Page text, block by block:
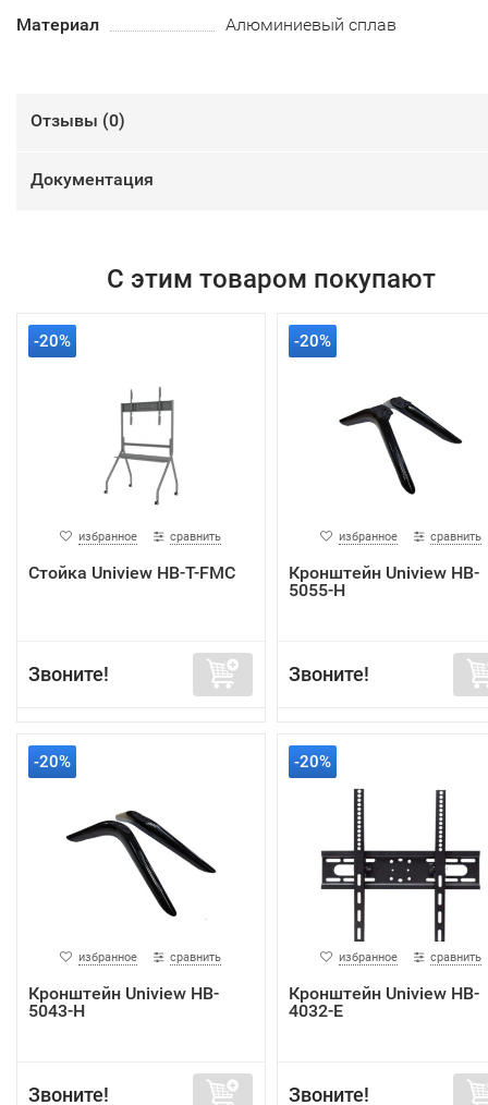
Материал
Алюминиевый сплав
Отзывы (0)
Документация
С этим товаром покупают
-20%
избранное сравнить
Стойка Uniview HB-T-FMC
Звоните!
-20%
избранное сравнить
Кронштейн Uniview HB-
5055-H
Звоните!
-20%
избранное сравнить
Кронштейн Uniview HB-
5043-H
Звоните!
-20%
избранное сравнить
Кронштейн Uniview HB-
4032-E
Звоните!